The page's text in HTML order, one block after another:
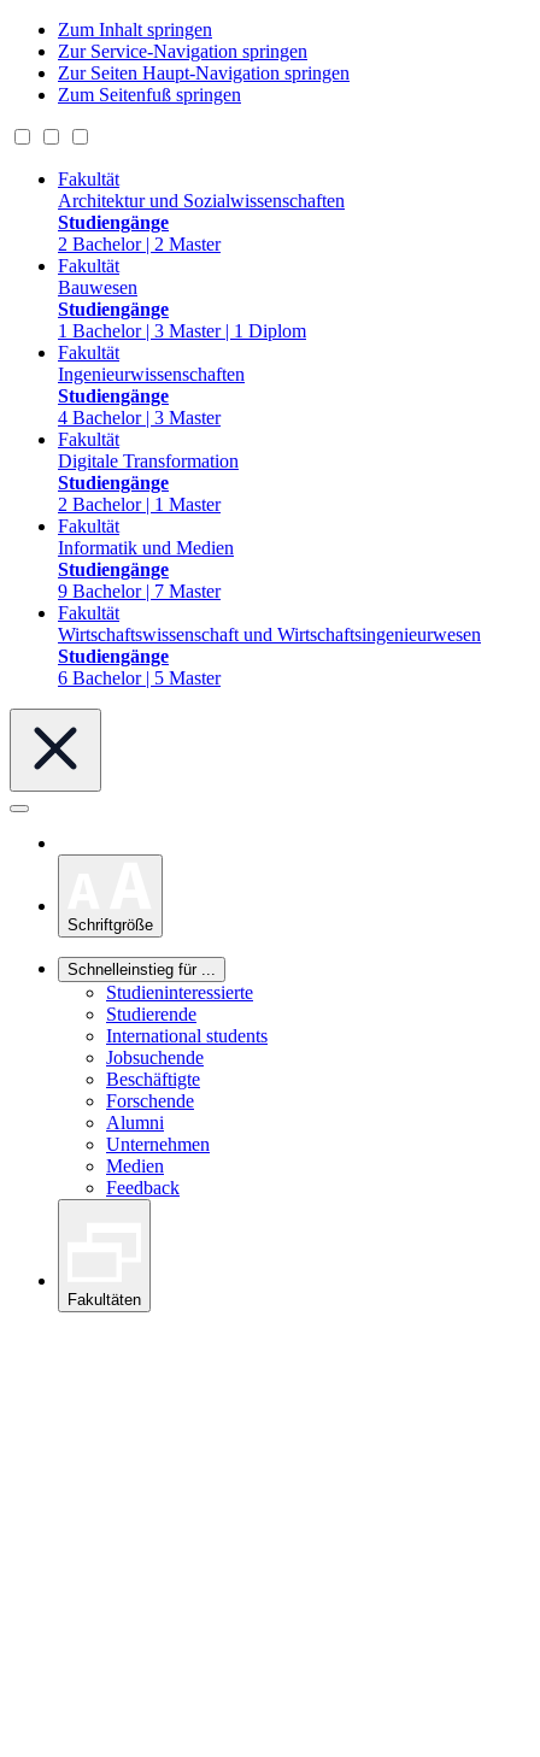
Zum Inhalt springen
Zur Service-Navigation springen
Zur Seiten Haupt-Navigation springen
Zum Seitenfuß springen
Fakultät
Architektur und Sozialwissenschaften
Studiengänge
2 Bachelor | 2 Master
Fakultät
Bauwesen
Studiengänge
1 Bachelor | 3 Master | 1 Diplom
Fakultät
Ingenieurwissenschaften
Studiengänge
4 Bachelor | 3 Master
Fakultät
Digitale Transformation
Studiengänge
2 Bachelor | 1 Master
Fakultät
Informatik und Medien
Studiengänge
9 Bachelor | 7 Master
Fakultät
Wirtschaftswissenschaft und Wirtschaftsingenieurwesen
Studiengänge
6 Bachelor | 5 Master
Schriftgröße
Schnelleinstieg für ...
Studieninteressierte
Studierende
International students
Jobsuchende
Beschäftigte
Forschende
Alumni
Unternehmen
Medien
Feedback
Fakultäten